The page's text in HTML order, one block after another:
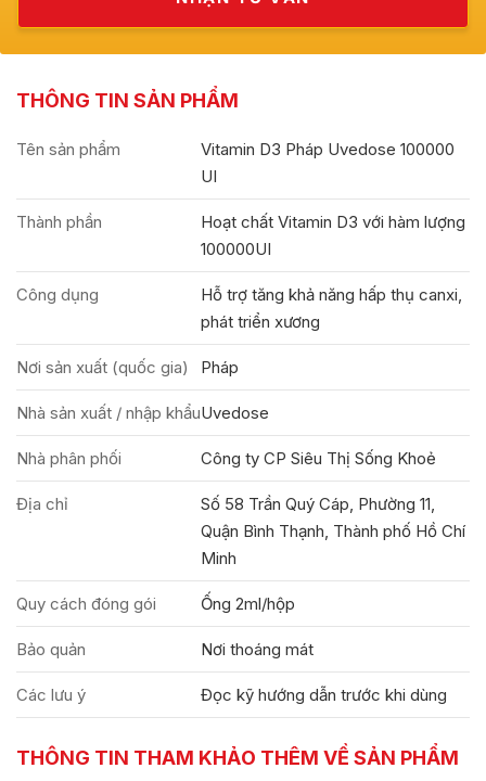
THÔNG TIN SẢN PHẨM
Tên sản phẩm
Vitamin D3 Pháp Uvedose 100000
UI
Thành phần
Hoạt chất Vitamin D3 với hàm lượng
100000UI
Công dụng
Hỗ trợ tăng khả năng hấp thụ canxi,
phát triển xương
Nơi sản xuất (quốc gia) Pháp
Nhà sản xuất / nhập khẩuUvedose
Nhà phân phối Công ty CP Siêu Thị Sống Khoẻ
Địa chỉ
Số 58 Trần Quý Cáp, Phường 11,
Quận Bình Thạnh, Thành phố Hồ Chí
Minh
Quy cách đóng gói Ống 2ml/hộp
Bảo quản Nơi thoáng mát
Các lưu ý Đọc kỹ hướng dẫn trước khi dùng
THÔNG TIN THAM KHẢO THÊM VỀ SẢN PHẨM